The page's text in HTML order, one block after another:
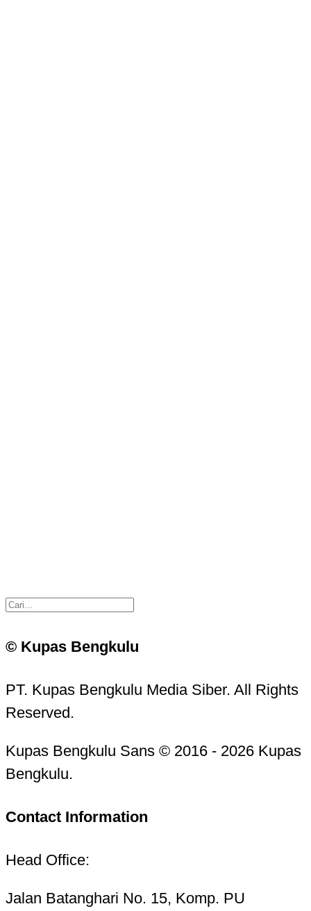
© Kupas Bengkulu
PT. Kupas Bengkulu Media Siber. All Rights
Reserved.
Kupas Bengkulu Sans © 2016 - 2026 Kupas
Bengkulu.
Contact Information
Head Office:
Jalan Batanghari No. 15, Komp. PU